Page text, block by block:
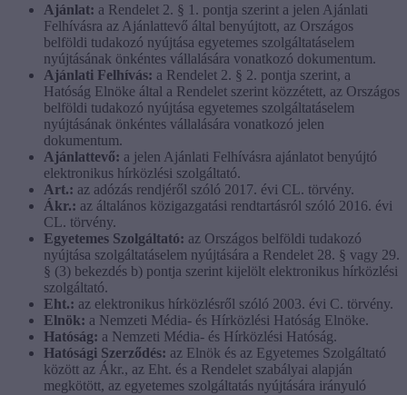
Ajánlat: a Rendelet 2. § 1. pontja szerint a jelen Ajánlati
Felhívásra az Ajánlattevő által benyújtott, az Országos
belföldi tudakozó nyújtása egyetemes szolgáltatáselem
nyújtásának önkéntes vállalására vonatkozó dokumentum.
Ajánlati Felhívás: a Rendelet 2. § 2. pontja szerint, a
Hatóság Elnöke által a Rendelet szerint közzétett, az Országos
belföldi tudakozó nyújtása egyetemes szolgáltatáselem
nyújtásának önkéntes vállalására vonatkozó jelen
dokumentum.
Ajánlattevő: a jelen Ajánlati Felhívásra ajánlatot benyújtó
elektronikus hírközlési szolgáltató.
Art.: az adózás rendjéről szóló 2017. évi CL. törvény.
Ákr.: az általános közigazgatási rendtartásról szóló 2016. évi
CL. törvény.
Egyetemes Szolgáltató: az Országos belföldi tudakozó
nyújtása szolgáltatáselem nyújtására a Rendelet 28. § vagy 29.
§ (3) bekezdés b) pontja szerint kijelölt elektronikus hírközlési
szolgáltató.
Eht.: az elektronikus hírközlésről szóló 2003. évi C. törvény.
Elnök: a Nemzeti Média- és Hírközlési Hatóság Elnöke.
Hatóság: a Nemzeti Média- és Hírközlési Hatóság.
Hatósági Szerződés: az Elnök és az Egyetemes Szolgáltató
között az Ákr., az Eht. és a Rendelet szabályai alapján
megkötött, az egyetemes szolgáltatás nyújtására irányuló